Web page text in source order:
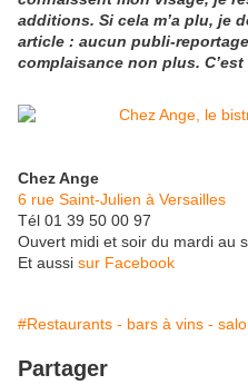
additions. Si cela m’a plu, je
article : aucun publi-
complaisance non plus.
Chez Ange
6 rue Saint-Julien à Versailles
Tél 01 39 50 00 97
Ouvert midi et soir du mardi au
Et aussi ​sur Facebook
#Restaurants - bars à vins -
Partager